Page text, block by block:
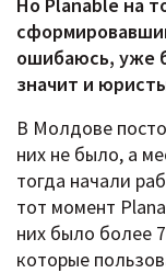
ошибаюсь, уже
значит и
В Молдове
них не было, а
тогда начали
тот момент
них было более
которые